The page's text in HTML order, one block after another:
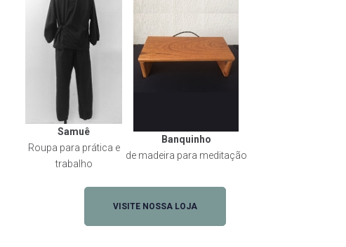
Samuê
Roupa para prática e
trabalho
Banquinho
de madeira para meditação
VISITE NOSSA LOJA